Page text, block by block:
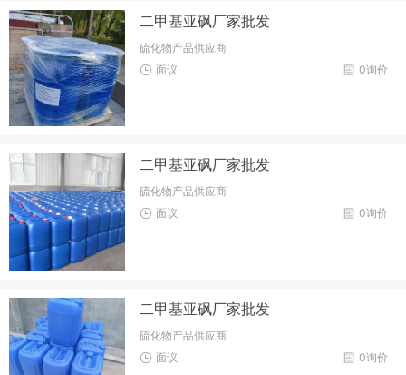
二甲基亚砜厂家批发
硫化物产品供应商
0询价
面议
二甲基亚砜厂家批发
硫化物产品供应商
0询价
面议
二甲基亚砜厂家批发
硫化物产品供应商
0询价
面议